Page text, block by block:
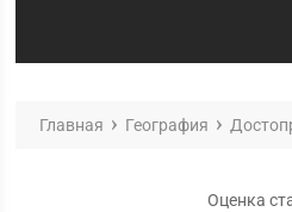
Главная География
Оценка